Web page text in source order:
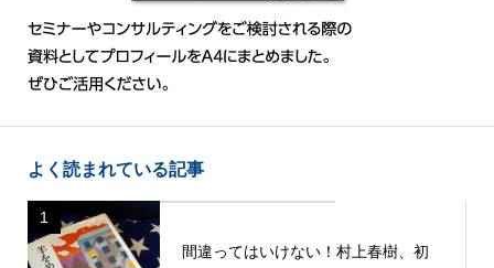
よく読まれている記事
1
間違ってはいけない！村上春樹、初